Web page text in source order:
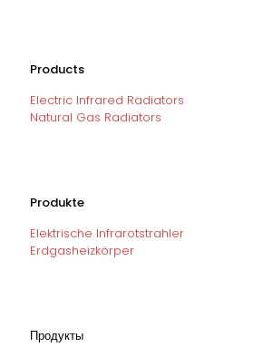
Products
Electric Infrared Radiators
Natural Gas Radiators
Produkte
Elektrische Infrarotstrahler
Erdgasheizkörper
Продукты